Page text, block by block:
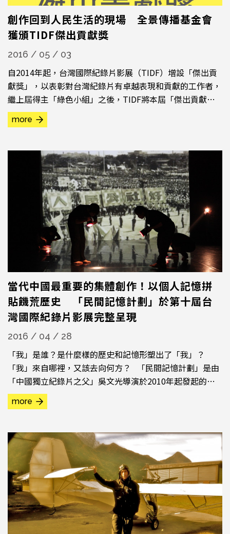
創作回到人民生活的現場 全景傳播基金會
獲頒TIDF傑出貢獻獎
2016 / 05 / 03
自2014年起，台灣國際紀錄片影展（TIDF）增設「傑出貢
獻獎」，以表彰對台灣紀錄片有卓越表現和貢獻的工作者，
繼上屆得主「綠色小組」之後，TIDF將本屆「傑出貢獻
獎」頒贈給1990年代重要的紀錄片團體「全景傳播基金
會」。 「財團法人全景傳播基金會」成立於1996年，其前
雅芳等人於1988年創立。當年原本從事電視節目製作工作
more
當代中國最重要的集體創作！以個人記憶拼
貼饑荒歷史 「民間記憶計劃」於第十屆台
灣國際紀錄片影展完整呈現
2016 / 04 / 28
「我」是誰？是什麼樣的歷史和記憶形塑出了「我」？
「我」來自哪裡，又該去向何方？ 「民間記憶計劃」是由
「中國獨立紀錄片之父」吳文光導演於2010年起發起的集
體創作記錄計劃，鼓勵年輕人帶著自己的攝影機回鄉，將鏡
頭對準老人進行口述訪談，追探1959至1961年餓死超過三
more